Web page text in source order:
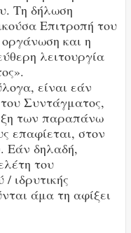
Τη δήλωση
Επιτροπή του
και η
λειτουργία
είναι εάν
Συντάγματος,
των παραπάνω
επαφίεται, στον
Εάν δηλαδή,
του
ιδρυτικής
άμα τη αφίξει